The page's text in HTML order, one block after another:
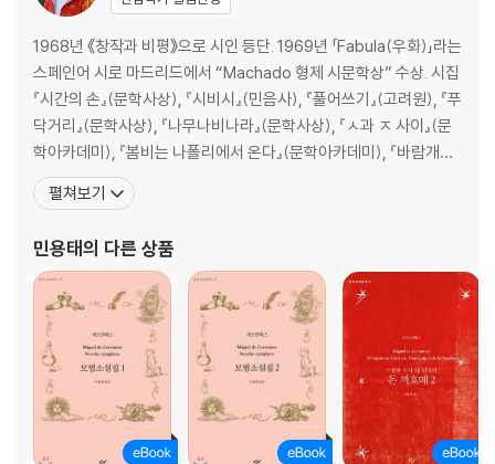
26장 돈 끼호떼가 씨에라 모레나 산중에서 사랑에 몸부림치며 저지른 기
막힌 이야기들이 계속된다
27장 신부와 이발사가 어떻게 그들의 의도대로 성공했는지, 그리고 그밖
에 이 긴 소설에서 이야깃거리가 될 만한 사건들에 대하여
28장 같은 씨에라 산중에서 신부와 이발사에게 일어난 새롭고 즐거운 모
험에 대하여
29장 사랑에 취한 우리 기사를 삭막한 고행에서 끌어내고자 했던 명령과
재미있는 수작에 대하여
30장 아름다운 도로떼아의 얌전한 모습과 정말 재미있는 심심풀이 이야
31장 돈 끼호떼와 하인 싼초 빤사가 나눈 재미있는 이야기와 다른 사건들
에 대하여
32장 객줏집에서 돈 끼호떼 일행에게 벌어진 사건에 대하여
33장 호기심 많은 시건방진 친구 이야기
34장 호기심 많은 시건방진 친구 이야기가 계속되다
35장 호기심 많은 시건방진 친구 이야기가 끝나다
1968년 《창작과 비평》으로 시인 등단. 1969년 「Fabula(우화)」라는
스페인어 시로 마드리드에서 “Machado 형제 시문학상” 수상. 시집
『시간의 손』(문학사상), 『시비시』(민음사), 『풀어쓰기』(고려원), 『푸
닥거리』(문학사상), 『나무나비나라』(문학사상), 『ㅅ과 ㅈ 사이』(문
학아카데미), 『봄비는 나폴리에서 온다』(문학아카데미), 『바람개비
에는 의자가 없다』(천년의 시작), 『파도가 바다에게』(서정시학), 『하
늘 짊어질 무지개 하나』(문학아카데미). 스페인어 시집 : 『A cuerpo
펼쳐보기
민용태의 다른 상품